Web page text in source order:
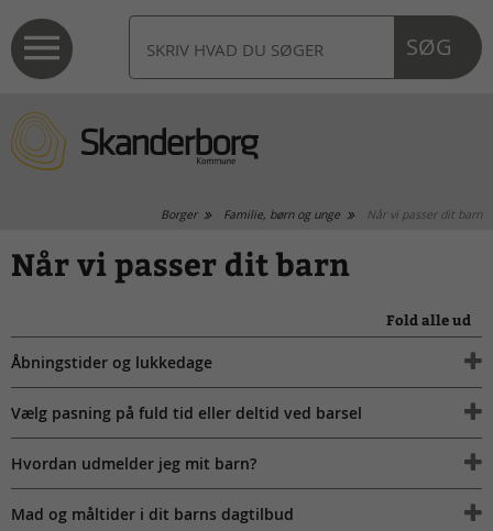
SØG
Borger Familie, børn og unge Når vi passer dit barn
Når vi passer dit barn
Fold alle ud
Åbningstider og lukkedage
Vælg pasning på fuld tid eller deltid ved barsel
Hvordan udmelder jeg mit barn?
Mad og måltider i dit barns dagtilbud